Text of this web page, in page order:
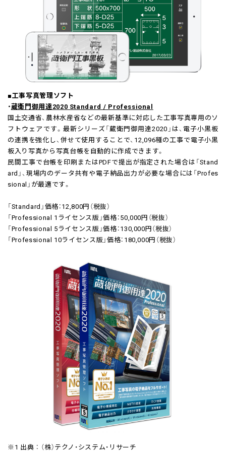
■工事写真管理ソフト
・蔵衛門御用達2020 Standard / Professional
国土交通省、農林水産省などの最新基準に対応した工事写真専用のソ
フトウェアです。最新シリーズ「蔵衛門御用達2020」は、電子小黒板
の連携を強化し、併せて使用することで、12,096種の工事で電子小黒
板入り写真から写真台帳を自動的に作成できます。
民間工事で台帳を印刷またはPDFで提出が指定された場合は「Stand
ard」、現場内のデータ共有や電子納品出力が必要な場合には「Profes
sional」が最適です。
「Standard」価格：12,800円（税抜）
「Professional 1ライセンス版」価格：50,000円（税抜）
「Professional 5ライセンス版」価格：130,000円（税抜）
「Professional 10ライセンス版」価格：180,000円（税抜）
※1 出典 ： （株）テクノ・システム・リサーチ